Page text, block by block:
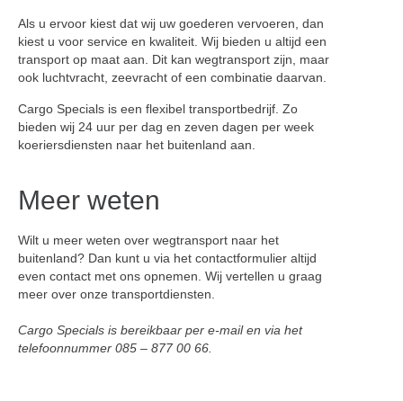
Als u ervoor kiest dat wij uw goederen vervoeren, dan
kiest u voor service en kwaliteit. Wij bieden u altijd een
transport op maat aan. Dit kan wegtransport zijn, maar
ook luchtvracht, zeevracht of een combinatie daarvan.
Cargo Specials is een flexibel transportbedrijf. Zo
bieden wij 24 uur per dag en zeven dagen per week
koeriersdiensten naar het buitenland aan.
Meer weten
Wilt u meer weten over wegtransport naar het
buitenland? Dan kunt u via het contactformulier altijd
even contact met ons opnemen. Wij vertellen u graag
meer over onze transportdiensten.
Cargo Specials is bereikbaar per e-mail en via het
telefoonnummer 085 – 877 00 66.